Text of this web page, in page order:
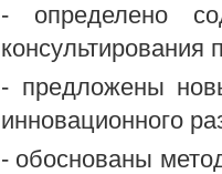
- определено
консультирования
- предложены
инновационного
- обоснованы